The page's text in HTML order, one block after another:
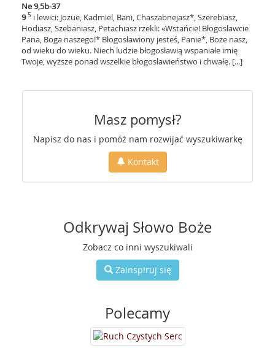
Ne 9,5b-37
95 i lewici: Jozue, Kadmiel, Bani, Chaszabnejasz*, Szerebiasz,
Hodiasz, Szebaniasz, Petachiasz rzekli: «Wstańcie! Błogosławcie
Pana, Boga naszego!* Błogosławiony jesteś, Panie*, Boże nasz,
od wieku do wieku. Niech ludzie błogosławią wspaniałe imię
Twoje, wyższe ponad wszelkie błogosławieństwo i chwałę. [...]
Masz pomysł?
Napisz do nas i pomóż nam rozwijać wyszukiwarkę
Kontakt
Odkrywaj Słowo Boże
Zobacz co inni wyszukiwali
Zainspiruj się
Polecamy